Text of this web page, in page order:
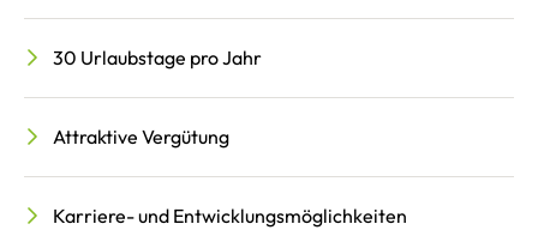
30 Urlaubstage pro Jahr
Attraktive Vergütung
Karriere- und Entwicklungsmöglichkeiten